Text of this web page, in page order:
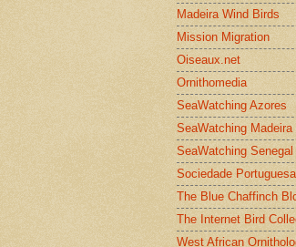
Madeira Wind Birds
Mission Migration
Oiseaux.net
Ornithomedia
SeaWatching Azores
SeaWatching Madeira
SeaWatching Senegal
Sociedade
The Blue Chaffinch
The Internet Bird
West African